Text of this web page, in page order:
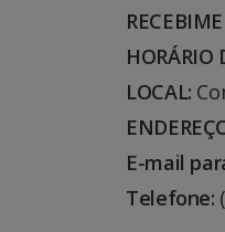
HORÁRIO
LOCAL:
E-mail
Telefone: